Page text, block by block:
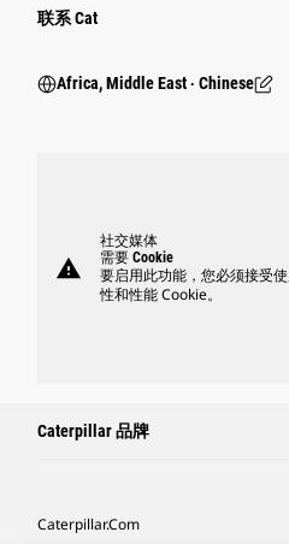
联系 Cat
Africa, Middle East ‧ Chinese
warning
社交媒体
需要 Cookie
要启用此功能，您必须接受
性和性能 Cookie。
Caterpillar 品牌
Caterpillar.com